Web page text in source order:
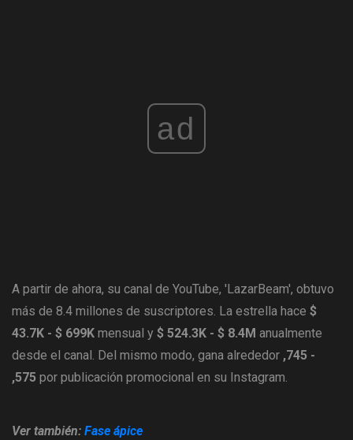
ad
A partir de ahora, su canal de YouTube, 'LazarBeam', obtuvo
más de 8.4 millones de suscriptores. La estrella hace $
43.7K - $ 699K mensual y $ 524.3K - $ 8.4M anualmente
desde el canal. Del mismo modo, gana alrededor ,745 -
,575 por publicación promocional en su Instagram.
Ver también: Fase ápice